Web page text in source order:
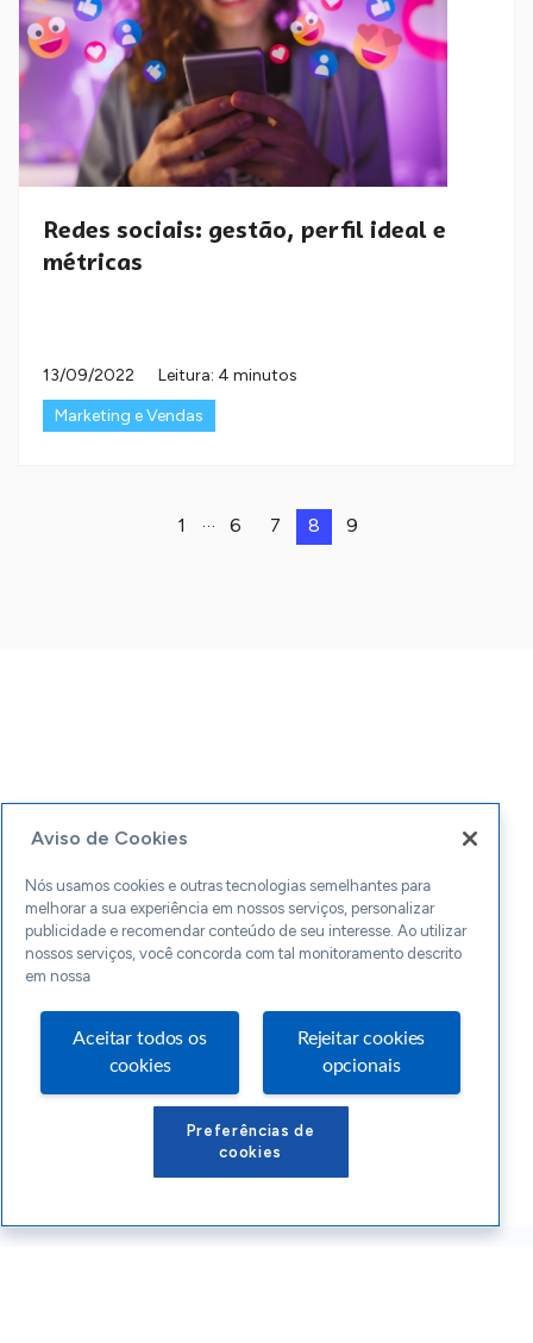
Redes sociais: gestão, perfil ideal e
métricas
13/09/2022
Leitura: 4 minutos
Marketing e Vendas
1 … 6 7 8 9
Aviso de Cookies
Nós usamos cookies e outras tecnologias semelhantes para
melhorar a sua experiência em nossos serviços, personalizar
publicidade e recomendar conteúdo de seu interesse. Ao utilizar
nossos serviços, você concorda com tal monitoramento descrito
em nossa
Aceitar todos os
cookies
Rejeitar cookies
opcionais
Preferências de
cookies